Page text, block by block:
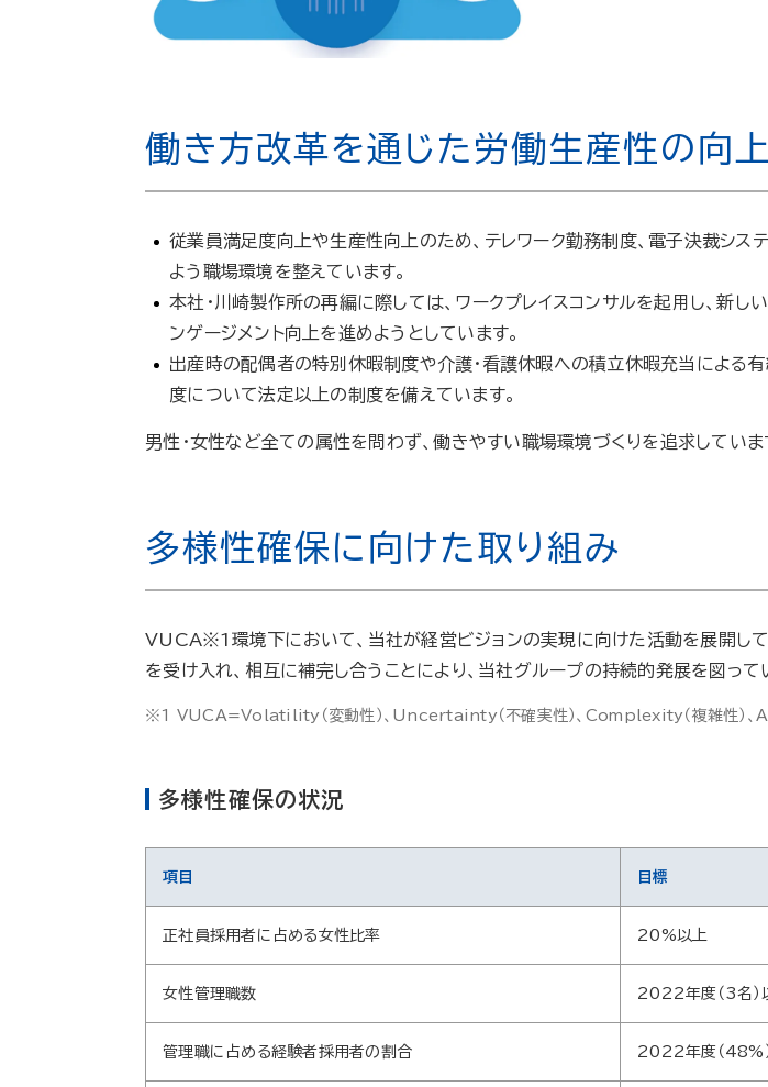
働き方改革を通じた労働生産性の向
従業員満足度向上や生産性向上のため、テレワーク勤務制度、電子決裁シス
よう職場環境を整えています。
本社・川崎製作所の再編に際しては、ワークプレイスコンサルを起用し、新
ンゲージメント向上を進めようとしています。
出産時の配偶者の特別休暇制度や介護・看護休暇への積立休暇充当による
度について法定以上の制度を備えています。
男性・女性など全ての属性を問わず、働きやすい職場環境づくりを追求していま
多様性確保に向けた取り組み
VUCA※1環境下において、当社が経営ビジョンの実現に向けた活動を展開し
を受け入れ、相互に補完し合うことにより、当社グループの持続的発展を図って
※1 VUCA=Volatility（変動性）、Uncertainty（不確実性）、Complexity（複雑性）、
多様性確保の状況
項目 目標
正社員採用者に占める女性比率 20%以上
女性管理職数 2022年度（3名）
管理職に占める経験者採用者の割合 2022年度（48%